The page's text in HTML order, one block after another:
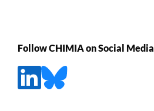
Follow CHIMIA on Social Media